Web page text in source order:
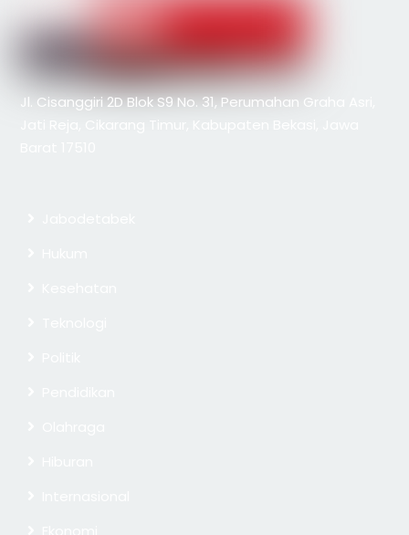
Jl. Cisanggiri 2D Blok S9 No. 31, Perumahan Graha Asri,
Jati Reja, Cikarang Timur, Kabupaten Bekasi, Jawa